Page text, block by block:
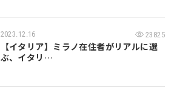
2023.12.16 23825
【イタリア】ミラノ在住者がリアルに選
ぶ、イタリ…